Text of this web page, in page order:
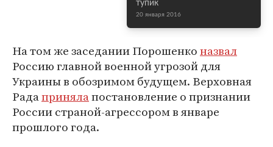
тупик
20 января 2016
На том же заседании Порошенконазвал
Россию главной военной угрозой для
Украины в обозримом будущем. Верховная
Радапринялапостановление о признании
России страной-агрессором в январе
прошлого года.